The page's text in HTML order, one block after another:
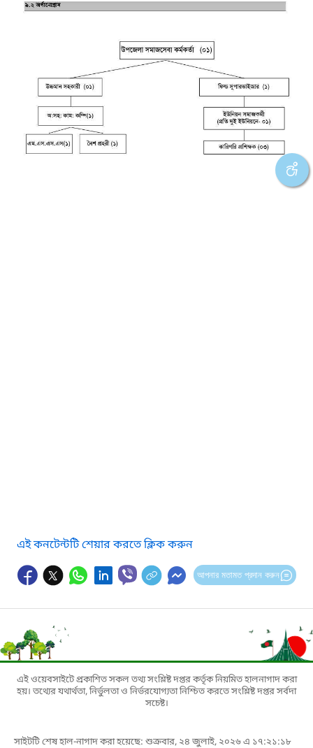
এই কনটেন্টটি শেয়ার করতে ক্লিক করুন
আপনার মতামত প্রদান করুন
এই ওয়েবসাইটে প্রকাশিত সকল তথ্য সংশ্লিষ্ট দপ্তর কর্তৃক নিয়মিত হালনাগাদ করা
হয়। তথ্যের যথার্থতা, নির্ভুলতা ও নির্ভরযোগ্যতা নিশ্চিত করতে সংশ্লিষ্ট দপ্তর সর্বদা
সচেষ্ট।
সাইটটি শেষ হাল-নাগাদ করা হয়েছে: শুক্রবার, ২৪ জুলাই, ২০২৬ এ ১৭:২১:১৮